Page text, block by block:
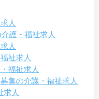
人
護・福祉求人
人
祉求人
福祉求人
集の介護・福祉求人
求人